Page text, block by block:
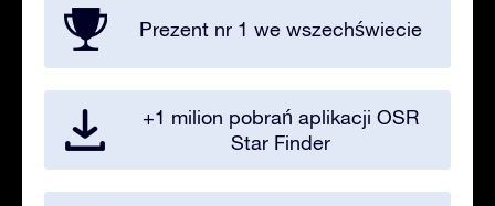
Prezent nr 1 we wszechświecie
+1 milion pobrań aplikacji OSR
Star Finder